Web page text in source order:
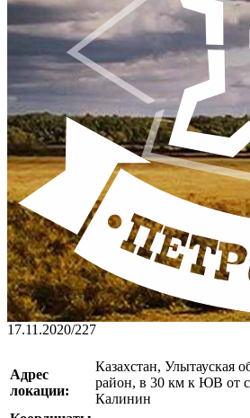
17.11.2020/227
Адрес
локации:
Казахстан, Улытауская
район, в 30 км к ЮВ от
Калинин